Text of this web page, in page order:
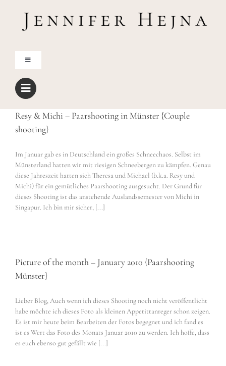
Toggle
Home
Über mich
Blog
Shop
Resy & Michi – Paarshooting in Münster {Couple
shooting}
Im Januar gab es in Deutschland ein großes Schneechaos. Selbst im
Münsterland hatten wir mit riesigen Schneebergen zu kämpfen. Genau
diese Jahreszeit hatten sich Theresa und Michael (b.k.a. Resy und
Michi) für ein gemütliches Paarshooting ausgesucht. Der Grund für
dieses Shooting ist das anstehende Auslandssemester von Michi in
Singapur. Ich bin mir sicher, [...]
Picture of the month – January 2010 {Paarshooting
Münster}
Lieber Blog, Auch wenn ich dieses Shooting noch nicht veröffentlicht
habe möchte ich dieses Foto als kleinen Appetittanreger schon zeigen.
Es ist mir heute beim Bearbeiten der Fotos begegnet und ich fand es
ist es Wert das Foto des Monats Januar 2010 zu werden. Ich hoffe, dass
es euch ebenso gut gefällt wie [...]